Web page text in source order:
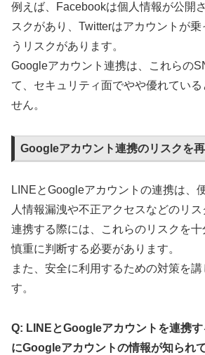
例えば、Facebookは個人情報が公開
スクがあり、Twitterはアカウントが
うリスクがあります。
Googleアカウント連携は、これらの
て、セキュリティ面でやや優れている
せん。
Googleアカウント連携のリスクを
LINEとGoogleアカウントの連携は、
人情報漏洩や不正アクセスなどのリス
連携する際には、これらのリスクを十
慎重に判断する必要があります。
また、安全に利用するための対策を
す。
Q: LINEとGoogleアカウントを連携
にGoogleアカウントの情報が知られ